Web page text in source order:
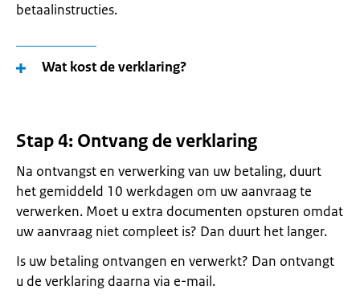
betaalinstructies.
Wat kost de verklaring?
Stap 4: Ontvang de verklaring
Na ontvangst en verwerking van uw betaling, duurt
het gemiddeld 10 werkdagen om uw aanvraag te
verwerken. Moet u extra documenten opsturen omdat
uw aanvraag niet compleet is? Dan duurt het langer.
Is uw betaling ontvangen en verwerkt? Dan ontvangt
u de verklaring daarna via e-mail.